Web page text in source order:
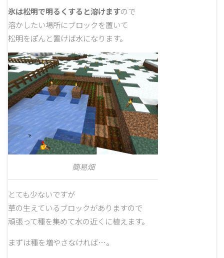
氷は松明で明るくすると溶けますので
溶かしたい場所にブロックを置いて
松明をぽんと置けば水になります。
簡易畑
とても少ないですが
草の生えているブロックがありますので
頑張って種を集めて水の近くに植えます。
まずは種を増やさなければ…。